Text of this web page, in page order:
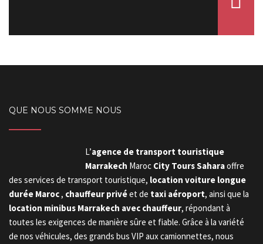
QUE NOUS SOMME NOUS
L’agence de transport touristique
Marrakech Maroc City Tours Saharaoffre
des services de transport touristique, location voiture longue
durée Maroc, chauffeur privéet de taxi aéroport, ainsi que la
location minibus Marrakech avec chauffeur, répondant à
toutes les exigences de manière sûre et fiable. Grâce à la variété
de nos véhicules, des grands bus VIP aux camionnettes, nous